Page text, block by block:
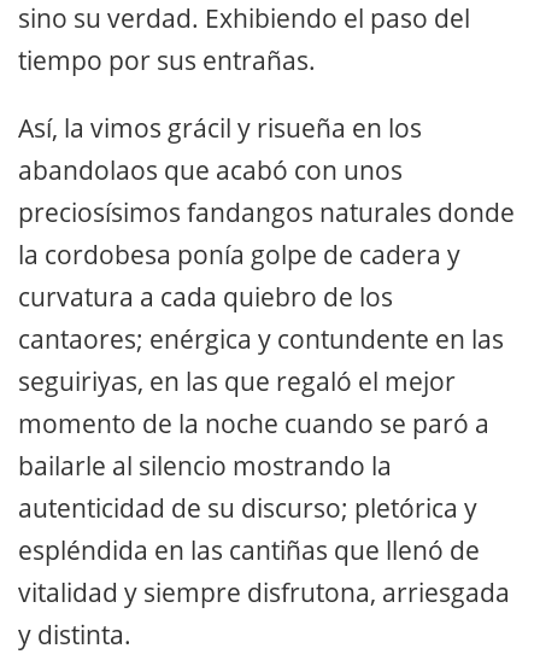
sino su verdad. Exhibiendo el paso del
tiempo por sus entrañas.
Así, la vimos grácil y risueña en los
abandolaos que acabó con unos
preciosísimos fandangos naturales donde
la cordobesa ponía golpe de cadera y
curvatura a cada quiebro de los
cantaores; enérgica y contundente en las
seguiriyas, en las que regaló el mejor
momento de la noche cuando se paró a
bailarle al silencio mostrando la
autenticidad de su discurso; pletórica y
espléndida en las cantiñas que llenó de
vitalidad y siempre disfrutona, arriesgada
y distinta.